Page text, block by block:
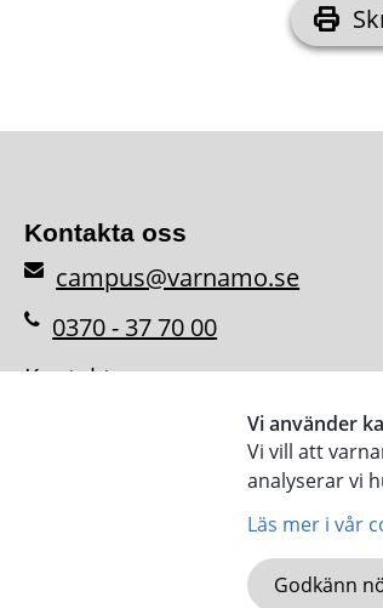
Vi använder
Vi vill att
analyserar vi
Läs mer i vår
Godkänn
Kontakta oss
campus@varnamo.se
0370 - 37 70 00
Kontaktpersoner